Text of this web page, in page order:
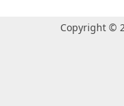
Copyright ©